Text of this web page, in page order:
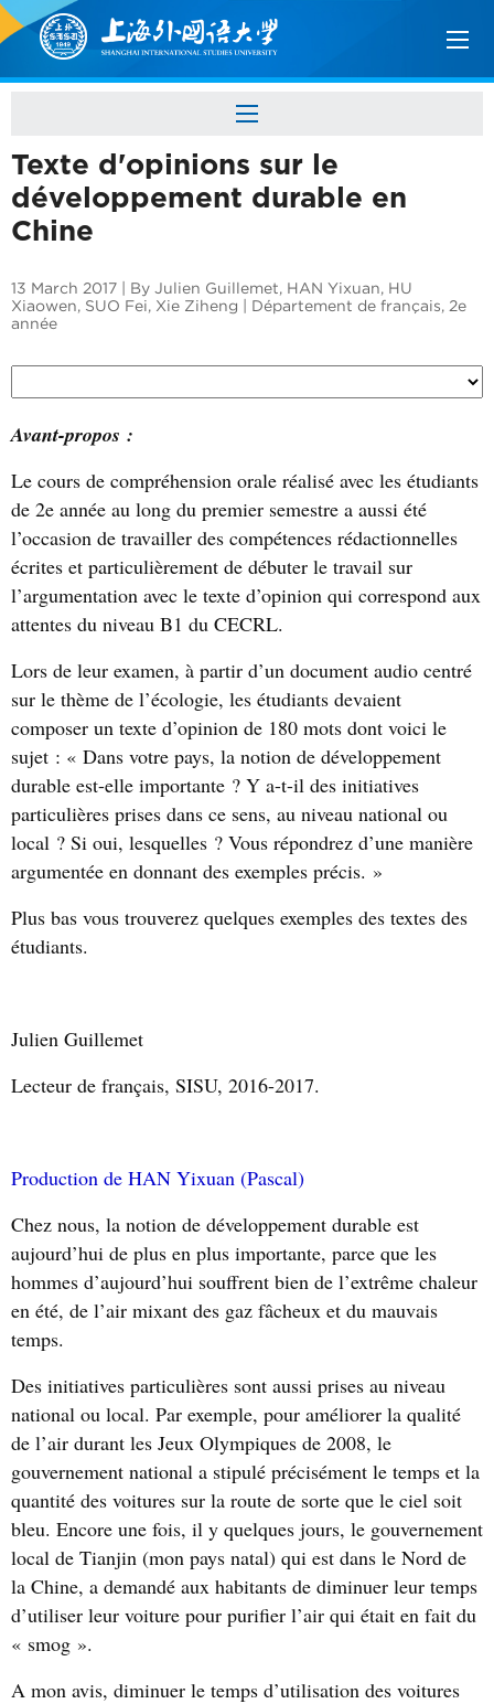
Texte d'opinions sur le
développement durable en
Chine
13 March 2017 | By Julien Guillemet, HAN Yixuan, HU
Xiaowen, SUO Fei, Xie Ziheng | Département de français, 2e
année
Avant-propos :
Le cours de compréhension orale réalisé avec les étudiants
de 2e année au long du premier semestre a aussi été
l’occasion de travailler des compétences rédactionnelles
écrites et particulièrement de débuter le travail sur
l’argumentation avec le texte d’opinion qui correspond aux
attentes du niveau B1 du CECRL.
Lors de leur examen, à partir d’un document audio centré
sur le thème de l’écologie, les étudiants devaient
composer un texte d’opinion de 180 mots dont voici le
sujet : « Dans votre pays, la notion de développement
durable est-elle importante ? Y a-t-il des initiatives
particulières prises dans ce sens, au niveau national ou
local ? Si oui, lesquelles ? Vous répondrez d’une manière
argumentée en donnant des exemples précis. »
Plus bas vous trouverez quelques exemples des textes des
étudiants.
Julien Guillemet
Lecteur de français, SISU, 2016-2017.
Production de HAN Yixuan (Pascal)
Chez nous, la notion de développement durable est
aujourd’hui de plus en plus importante, parce que les
hommes d’aujourd’hui souffrent bien de l’extrême chaleur
en été, de l’air mixant des gaz fâcheux et du mauvais
temps.
Des initiatives particulières sont aussi prises au niveau
national ou local. Par exemple, pour améliorer la qualité
de l’air durant les Jeux Olympiques de 2008, le
gouvernement national a stipulé précisément le temps et la
quantité des voitures sur la route de sorte que le ciel soit
bleu. Encore une fois, il y quelques jours, le gouvernement
local de Tianjin (mon pays natal) qui est dans le Nord de
la Chine, a demandé aux habitants de diminuer leur temps
d’utiliser leur voiture pour purifier l’air qui était en fait du
« smog ».
A mon avis, diminuer le temps d’utilisation des voitures